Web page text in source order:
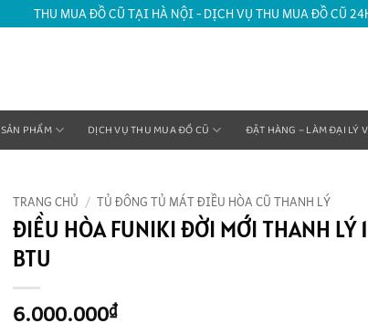
THU MUA ĐỒ CŨ TẠI HÀ NỘI - DỊCH VỤ THU MUA ĐỒ CŨ
SẢN PHẨM DỊCH VỤ THU MUA ĐỒ CŨ ĐẶT HÀNG – LÀM ĐẠI LÝ
TRANG CHỦ / TỦ ĐÔNG TỦ MÁT ĐIỀU HÒA CŨ THANH LÝ
ĐIỀU HÒA FUNIKI ĐỜI MỚI THANH
BTU
6.000.000₫